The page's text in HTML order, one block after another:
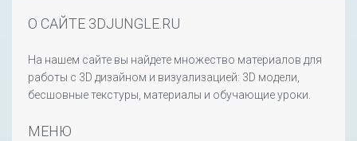
О САЙТЕ 3DJUNGLE.RU
На нашем сайте вы найдете множество материалов для
работы с 3D дизайном и визуализацией: 3D модели,
бесшовные текстуры, материалы и обучающие уроки.
МЕНЮ